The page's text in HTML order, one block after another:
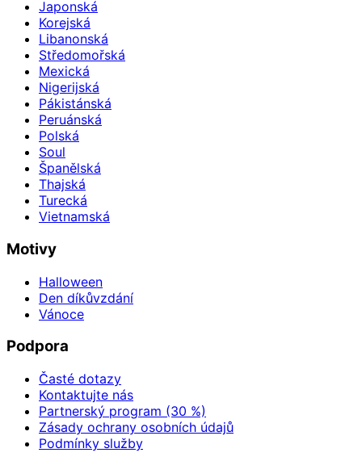
Japonská
Korejská
Libanonská
Středomořská
Mexická
Nigerijská
Pákistánská
Peruánská
Polská
Soul
Španělská
Thajská
Turecká
Vietnamská
Motivy
Halloween
Den díkůvzdání
Vánoce
Podpora
Časté dotazy
Kontaktujte nás
Partnerský program (30 %)
Zásady ochrany osobních údajů
Podmínky služby